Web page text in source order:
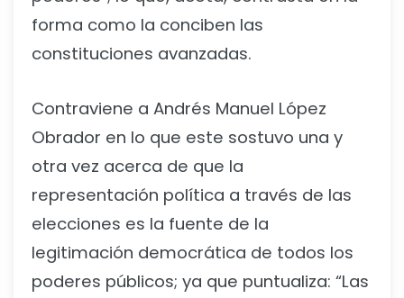
forma como la conciben las
constituciones avanzadas.
Contraviene a Andrés Manuel López
Obrador en lo que este sostuvo una y
otra vez acerca de que la
representación política a través de las
elecciones es la fuente de la
legitimación democrática de todos los
poderes públicos; ya que puntualiza: “Las